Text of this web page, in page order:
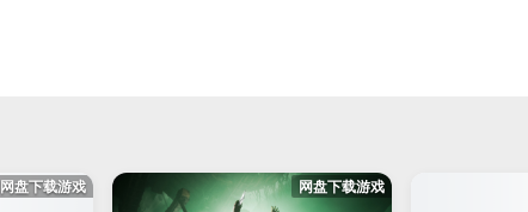
网盘下载游戏 网盘下载游戏